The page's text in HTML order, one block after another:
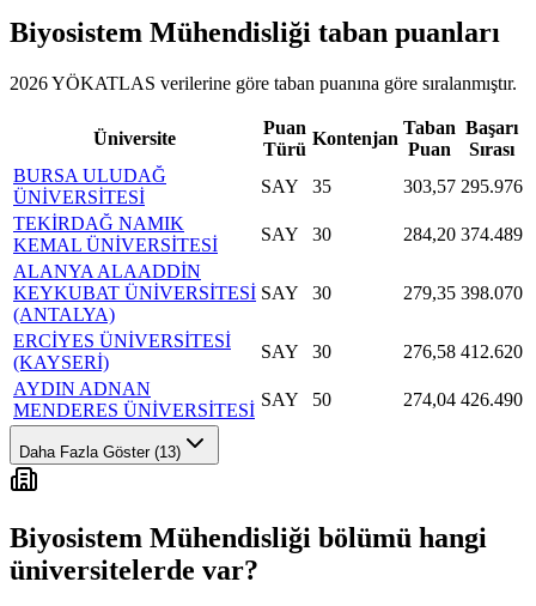
Biyosistem Mühendisliği taban puanları
2026 YÖKATLAS verilerine göre taban puanına göre sıralanmıştır.
Üniversite
Puan
Türü
Kontenjan
Taban
Puan
Başarı
Sırası
BURSA ULUDAĞ
ÜNİVERSİTESİ
SAY 35 303,57 295.976
TEKİRDAĞ NAMIK
KEMAL ÜNİVERSİTESİ
SAY 30 284,20 374.489
ALANYA ALAADDİN
KEYKUBAT ÜNİVERSİTESİ
(ANTALYA)
SAY 30 279,35 398.070
ERCİYES ÜNİVERSİTESİ
(KAYSERİ)
SAY 30 276,58 412.620
AYDIN ADNAN
MENDERES ÜNİVERSİTESİ
SAY 50 274,04 426.490
Daha Fazla Göster (13)
Biyosistem Mühendisliği bölümü hangi
üniversitelerde var?